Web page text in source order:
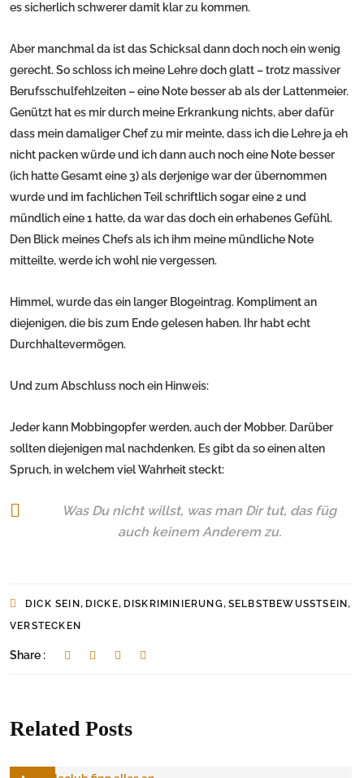
es sicherlich schwerer damit klar zu kommen.
Aber manchmal da ist das Schicksal dann doch noch ein wenig
gerecht. So schloss ich meine Lehre doch glatt – trotz massiver
Berufsschulfehlzeiten – eine Note besser ab als der Lattenmeier.
Genützt hat es mir durch meine Erkrankung nichts, aber dafür
dass mein damaliger Chef zu mir meinte, dass ich die Lehre ja eh
nicht packen würde und ich dann auch noch eine Note besser
(ich hatte Gesamt eine 3) als derjenige war der übernommen
wurde und im fachlichen Teil schriftlich sogar eine 2 und
mündlich eine 1 hatte, da war das doch ein erhabenes Gefühl.
Den Blick meines Chefs als ich ihm meine mündliche Note
mitteilte, werde ich wohl nie vergessen.
Himmel, wurde das ein langer Blogeintrag. Kompliment an
diejenigen, die bis zum Ende gelesen haben. Ihr habt echt
Durchhaltevermögen.
Und zum Abschluss noch ein Hinweis:
Jeder kann Mobbingopfer werden, auch der Mobber. Darüber
sollten diejenigen mal nachdenken. Es gibt da so einen alten
Spruch, in welchem viel Wahrheit steckt:
Was Du nicht willst, was man Dir tut, das füg
auch keinem Anderem zu.
DICK SEIN , DICKE, DISKRIMINIERUNG, SELBSTBEWUSSTSEIN,
VERSTECKEN
Share :
Related Posts